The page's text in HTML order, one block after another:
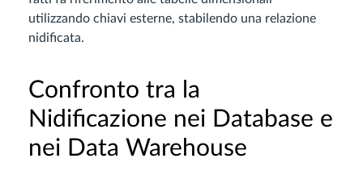
utilizzando chiavi esterne, stabilendo una relazione
nidificata.
Confronto tra la
Nidificazione nei Database e
nei Data Warehouse